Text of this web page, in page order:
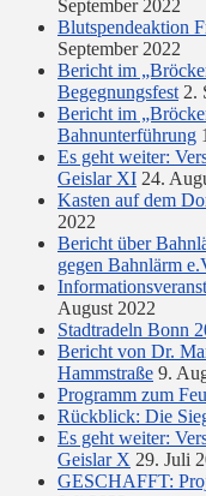
September 2022
Blutspendeaktion
September 2022
Bericht im
Begegnungsfest 2.
Bericht im
Bahnunterführung
Es geht weiter:
Geislar XI 24.
Kasten auf dem
2022
Bericht über
gegen Bahnlärm
August 2022
Stadtradeln Bonn
Bericht von Dr.
Hammstraße 9.
Programm zum
Rückblick: Die
Es geht weiter:
Geislar X 29. Juli
GESCHAFFT: